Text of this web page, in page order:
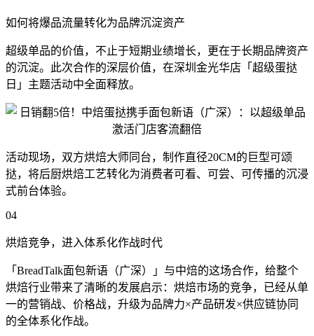
如何将爆品流量转化为品牌沉淀资产
超级单品的价值，不止于短期业绩增长，更在于长期品牌资产
的沉淀。此次合作的深层价值，在深圳金光华店「超级蛋挞
日」主题活动中全面释放。
活动现场，双方烘焙大师同台，制作直径20CM的巨型可颂
挞，将后厨烘焙工艺转化为消费者可看、可尝、可传播的沉浸
式前台体验。
04
烘焙竞争，进入体系化作战时代
「BreadTalk面包新语（广深）」与中焙的这场合作，给整个
烘焙行业带来了清晰的发展启示：烘焙市场的竞争，已经从单
一的营销战、价格战，升级为品牌力×产品研发×供应链协同
的全体系化作战。